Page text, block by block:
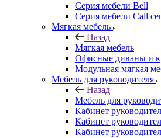
Серия мебели Bell
Серия мебели Call
Мягкая мебель
Назад
Мягкая мебель
Офисные диваны и
Модульная мягкая
Мебель для руководителя
Назад
Мебель для
Кабинет
Кабинет
Кабинет